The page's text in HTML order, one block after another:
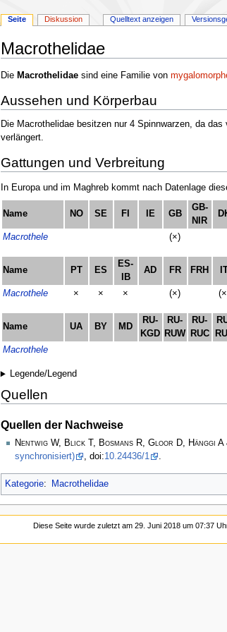
Macrothelidae
Zur
springen
Zur
springen
Die Macrothelidaesind eine Familie von
Aussehen und Körperbau
Die Macrothelidae besitzen nur 4 Spinnwarzen, da
verlängert.
Gattungen und Verbreitung
In Europa und im Maghreb kommt nach Datenlage
Name NO SE FI IE GB
GB-
NIR
Macrothele (×)
Name PT ES
ES-
IB
AD FR FRH
Macrothele
× × × (×)
Name UA BY MD
RU-
KGD
RU-
RUW
RU-
RUC
Macrothele
Legende/Legend
Quellen
Quellen der Nachweise
Nentwig W, Blick T, Bosmans R, Gloor D, Hänggi
synchronisiert)
, doi:10.24436/1 .
Kategorie: Macrothelidae
Seite Diskussion Quelltext anzeigen
Diese Seite wurde zuletzt am 29. Juni 2018 um 07:37